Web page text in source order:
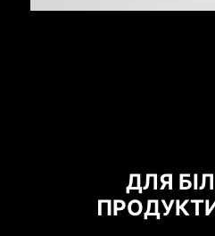
ДЛЯ
ЗАХИСТ ВІД
СТРУМУ
Материнські плати MSI